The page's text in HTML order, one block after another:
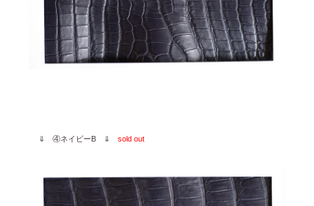
⇓ ④ネイビーB ⇓ sold out